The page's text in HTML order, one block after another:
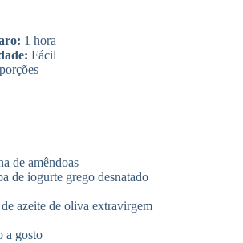
1 hora
Fácil
de amêndoas
de iogurte grego desnatado
azeite de oliva extravirgem
a gosto